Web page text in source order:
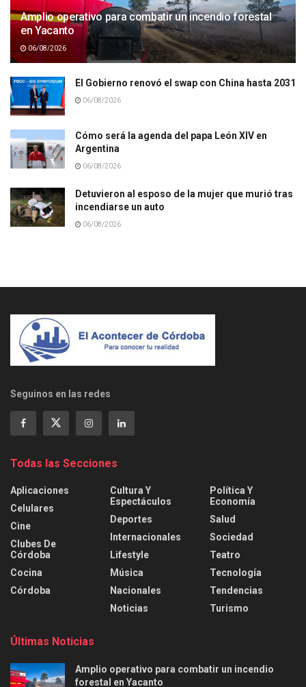
Amplio operativo para combatir un incendio forestal
en Yacanto
06/08/2026
El Gobierno renovó el swap con China hasta 2031
06/08/2026
Cómo será la agenda del papa León XIV en
Argentina
06/08/2026
Detuvieron al esposo de la mujer que murió tras
incendiarse un auto
06/08/2026
Seguinos en las redes
Todas las Secciones
Aplicaciones
Celulares
Cine
Clubes De
Córdoba
Cocina
Córdoba
Cultura Y
Espectáculos
Deportes
Internacionales
Lifestyle
Música
Nacionales
Noticias
Política Y
Economía
Salud
Sociedad
Teatro
Tecnología
Tendencias
Turismo
Últimas Noticias
Amplio operativo para combatir un incendio
forestal en Yacanto